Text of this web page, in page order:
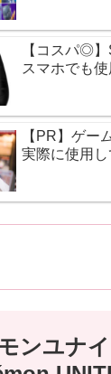
【コスパ◎
スマホでも
【PR】ゲー
実際に使用し
モンユナ